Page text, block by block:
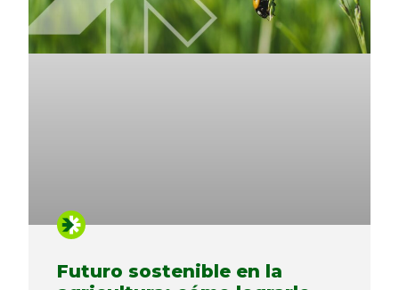
Futuro sostenible en la